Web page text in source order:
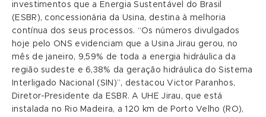
investimentos que a Energia Sustentável do Brasil
(ESBR), concessionária da Usina, destina à melhoria
contínua dos seus processos. “Os números divulgados
hoje pelo ONS evidenciam que a Usina Jirau gerou, no
mês de janeiro, 9,59% de toda a energia hidráulica da
região sudeste e 6,38% da geração hidráulica do Sistema
Interligado Nacional (SIN)”, destacou Victor Paranhos,
Diretor-Presidente da ESBR. A UHE Jirau, que está
instalada no Rio Madeira, a 120 km de Porto Velho (RO),